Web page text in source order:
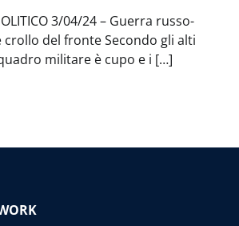
3/04/24 – Guerra russo-
crollo del fronte Secondo gli alti
militare è cupo e i […]